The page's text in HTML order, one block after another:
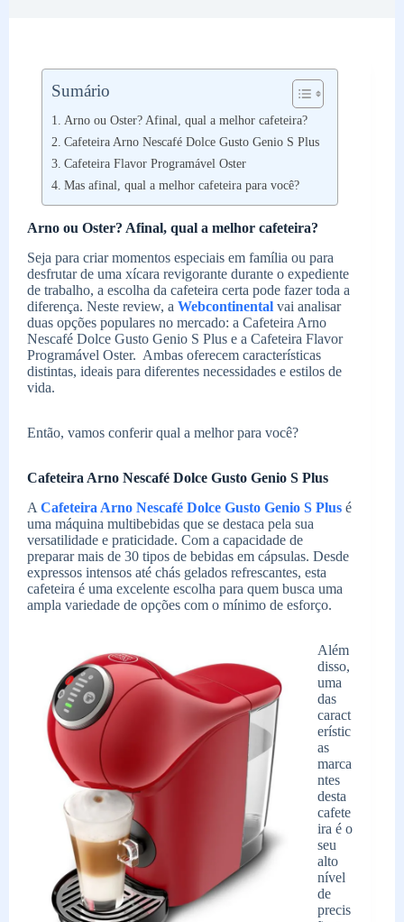
Sumário
Arno ou Oster? Afinal, qual a melhor cafeteira?
Cafeteira Arno Nescafé Dolce Gusto Genio S Plus
Cafeteira Flavor Programável Oster
Mas afinal, qual a melhor cafeteira para você?
Arno ou Oster? Afinal, qual a melhor cafeteira?
Seja para criar momentos especiais em família ou para
desfrutar de uma xícara revigorante durante o expediente
de trabalho, a escolha da cafeteira certa pode fazer toda a
diferença. Neste review, a Webcontinental vai analisar
duas opções populares no mercado: a Cafeteira Arno
Nescafé Dolce Gusto Genio S Plus e a Cafeteira Flavor
Programável Oster. Ambas oferecem características
distintas, ideais para diferentes necessidades e estilos de
vida.
Então, vamos conferir qual a melhor para você?
Cafeteira Arno Nescafé Dolce Gusto Genio S Plus
A Cafeteira Arno Nescafé Dolce Gusto Genio S Plus é
uma máquina multibebidas que se destaca pela sua
versatilidade e praticidade. Com a capacidade de
preparar mais de 30 tipos de bebidas em cápsulas. Desde
expressos intensos até chás gelados refrescantes, esta
cafeteira é uma excelente escolha para quem busca uma
ampla variedade de opções com o mínimo de esforço.
Além
disso,
uma
das
caract
erístic
as
marca
ntes
desta
cafete
ira é o
seu
alto
nível
de
precis